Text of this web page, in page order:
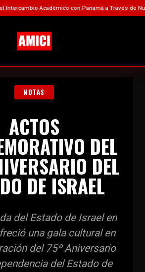
Académico con Panamá a Través de Nuevas
NOTAS
ACTOS
DEL
DEL
DE ISRAEL
del Estado de Israel en
una gala cultural en
del 75º Aniversario
del Estado de